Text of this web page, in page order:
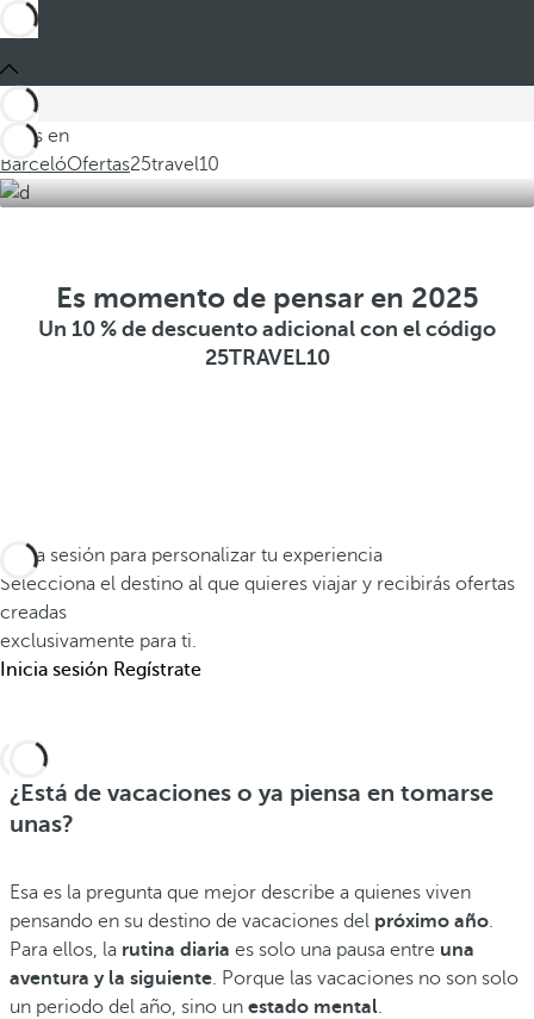
Estás en
BarcelóOfertas25travel10
Es momento de pensar en 2025
Un 10 % de descuento adicional con el código
25TRAVEL10
Inicia sesión para personalizar tu experiencia
Selecciona el destino al que quieres viajar y recibirás ofertas
creadas
exclusivamente para ti.
Inicia sesión Regístrate
¿Está de vacaciones o ya piensa en tomarse
unas?
Esa es la pregunta que mejor describe a quienes viven
pensando en su destino de vacaciones del próximo año.
Para ellos, la rutina diaria es solo una pausa entre una
aventura y la siguiente. Porque las vacaciones no son solo
un periodo del año, sino un estado mental.